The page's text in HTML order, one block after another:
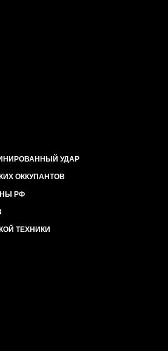
УДАР
ОККУПАНТОВ
РФ
ТЕХНИКИ